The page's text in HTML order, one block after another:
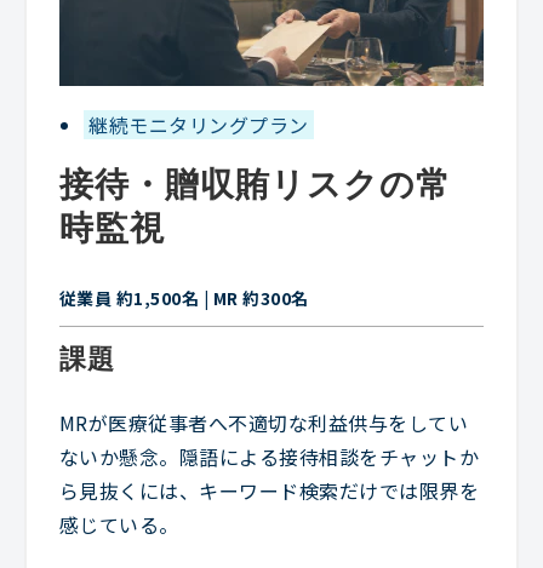
継続モニタリングプラン
接待・贈収賄リスクの常
時監視
従業員 約1,500名 | MR 約300名
課題
MRが医療従事者へ不適切な利益供与をしてい
ないか懸念。隠語による接待相談をチャットか
ら見抜くには、キーワード検索だけでは限界を
感じている。